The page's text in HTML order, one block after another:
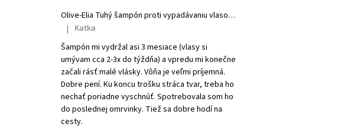
Olive-Elia Tuhý šampón proti vypadávaniu vlasov s bielym čajom
Hodnotenie produktu je 5 z 5 hviezdičiek.
| Katka
Šampón mi vydržal asi 3 mesiace (vlasy si
umývam cca 2-3x do týždňa) a vpredu mi konečne
začali rásť malé vlásky. Vôňa je veľmi príjemná.
Dobre pení. Ku koncu trošku stráca tvar, treba ho
nechať poriadne vyschnúť. Spotrebovala som ho
do poslednej omrvinky. Tiež sa dobre hodí na
cesty.